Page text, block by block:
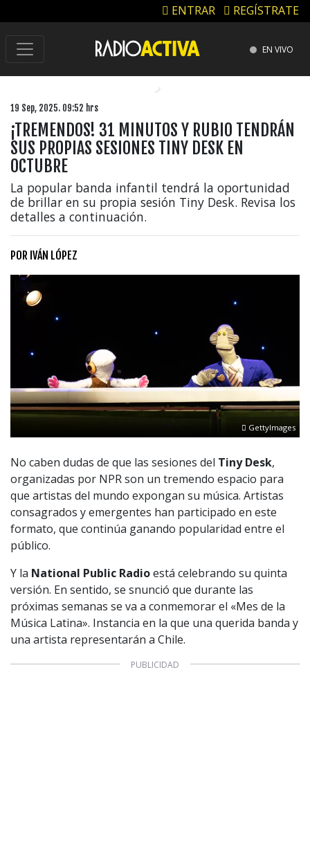
ENTRAR REGÍSTRATE
EN VIVO
19 Sep, 2025. 09:52 hrs
¡TREMENDOS! 31 MINUTOS Y RUBIO TENDRÁN
SUS PROPIAS SESIONES TINY DESK EN
OCTUBRE
La popular banda infantil tendrá la oportunidad
de brillar en su propia sesión Tiny Desk. Revisa los
detalles a continuación.
POR IVÁN LÓPEZ
GettyImages
No caben dudas de que las sesiones del Tiny Desk,
organizadas por NPR son un tremendo espacio para
que artistas del mundo expongan su música. Artistas
consagrados y emergentes han participado en este
formato, que continúa ganando popularidad entre el
público.
Y la National Public Radioestá celebrando su quinta
versión. En sentido, se snunció que durante las
próximas semanas se va a conmemorar el «Mes de la
Música Latina». Instancia en la que una querida banda y
una artista representarán a Chile.